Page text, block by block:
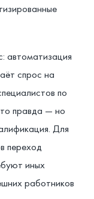
автоматизация
спрос на
по
правда — но
Для
переход
иных
работников